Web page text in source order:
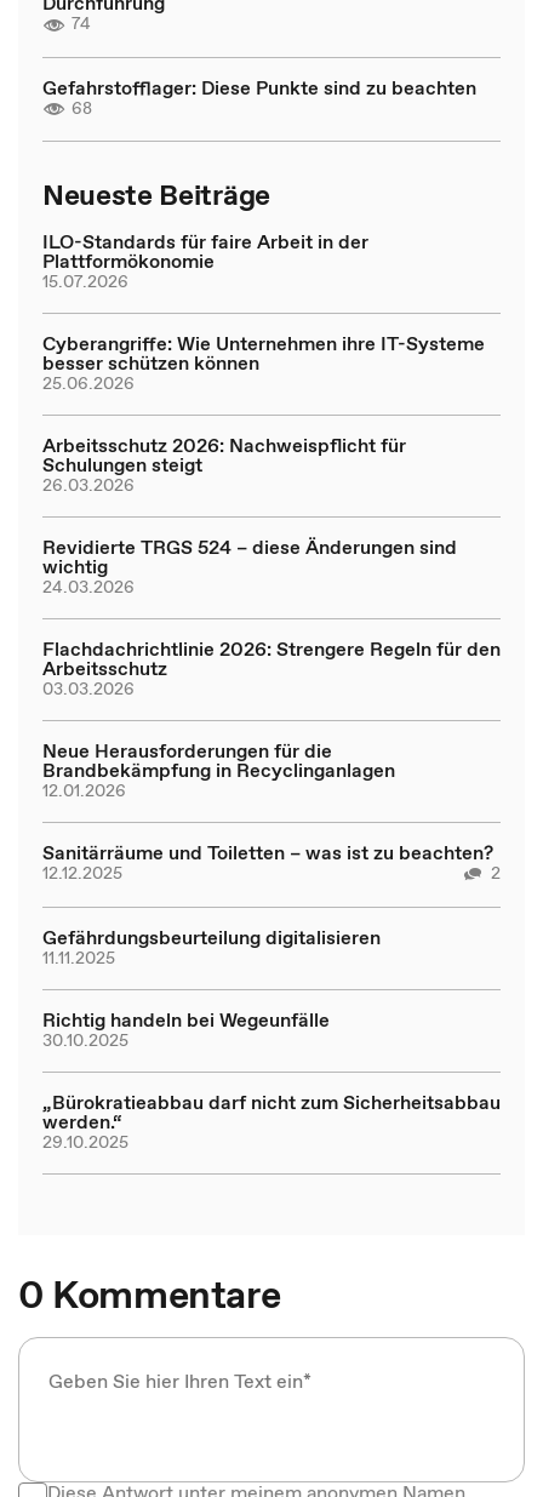
74
Gefahrstofflager: Diese Punkte sind zu beachten
68
Neueste Beiträge
ILO-Standards für faire Arbeit in der
Plattformökonomie
15.07.2026
Cyberangriffe: Wie Unternehmen ihre IT-Systeme
besser schützen können
25.06.2026
Arbeitsschutz 2026: Nachweispflicht für
Schulungen steigt
26.03.2026
Revidierte TRGS 524 – diese Änderungen sind
wichtig
24.03.2026
Flachdachrichtlinie 2026: Strengere Regeln für den
Arbeitsschutz
03.03.2026
Neue Herausforderungen für die
Brandbekämpfung in Recyclinganlagen
12.01.2026
Sanitärräume und Toiletten – was ist zu beachten?
12.12.2025 2
Gefährdungsbeurteilung digitalisieren
11.11.2025
Richtig handeln bei Wegeunfälle
30.10.2025
„Bürokratieabbau darf nicht zum Sicherheitsabbau
werden.“
29.10.2025
0 Kommentare